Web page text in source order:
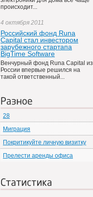
происходит...
4 октября 2011
Российский фонд Runa
Capital стал инвестором
зарубежного стартапа
BigTime Software
Венчурный фонд Runa Capital из
России впервые решился на
такой ответственный...
Разное
28
Миграция
Покритикуйте личную визитку
Прелести аренды офиса
Статистика